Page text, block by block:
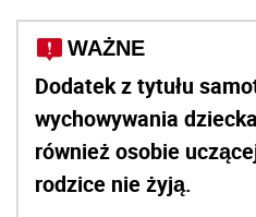
WAŻNE
Dodatek z tytułu
wychowywania
również osobie
rodzice nie żyją.